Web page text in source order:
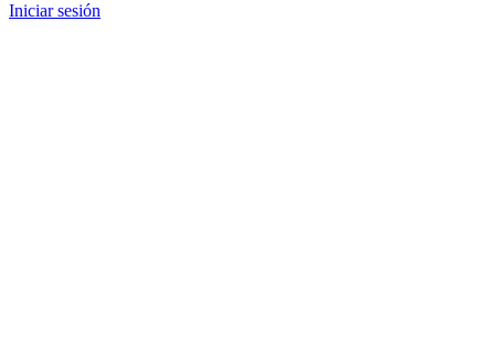
Iniciar sesión